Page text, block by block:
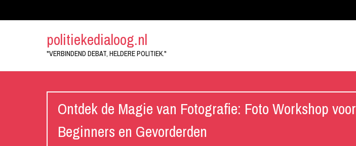
politiekedialoog.nl
"VERBINDEND DEBAT, HELDERE POLITIEK."
Ontdek de Magie van Fotografie: Foto Workshop voor
Beginners en Gevorderden